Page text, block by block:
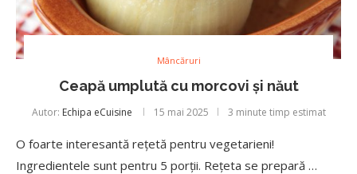
Mâncăruri
Ceapă umplută cu morcovi și năut
Autor: Echipa eCuisine 15 mai 2025 3 minute timp estimat
O foarte interesantă rețetă pentru vegetarieni!
Ingredientele sunt pentru 5 porții. Rețeta se prepară …